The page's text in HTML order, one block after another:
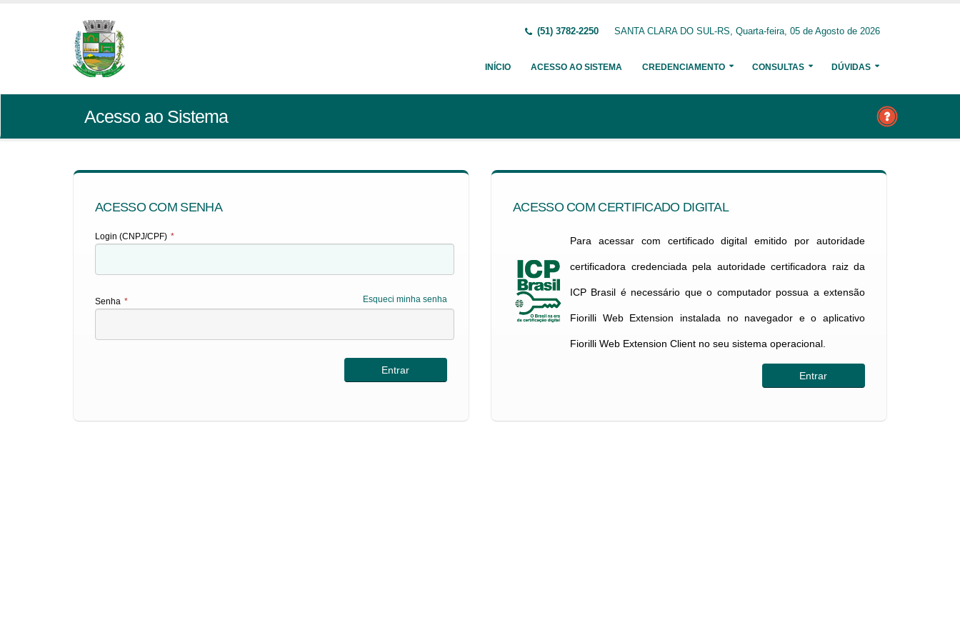
(51) 3782-2250 SANTA CLARA DO SUL-RS, Quarta-feira, 05 de Agosto de 2026
INÍCIO ACESSO AO SISTEMA CREDENCIAMENTO CONSULTAS DÚVIDAS
Acesso ao Sistema
ACESSO COM SENHA
Login (CNPJ/CPF) *
Esqueci minha senha
Senha *
ACESSO COM CERTIFICADO DIGITAL
Para acessar com certificado digital emitido por autoridade
certificadora credenciada pela autoridade certificadora raiz da
ICP Brasil é necessário que o computador possua a extensão
Fiorilli Web Extension instalada no navegador e o aplicativo
Fiorilli Web Extension Client no seu sistema operacional.